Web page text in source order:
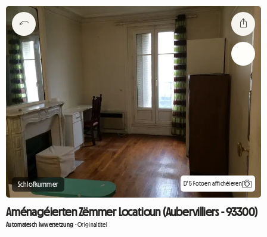
Schlofkummer D'5 Fotoen affichéieren
Aménagéierten Zëmmer Locatioun (Aubervilliers - 93300)
Automatesch Iwwersetzung -Originaltitel